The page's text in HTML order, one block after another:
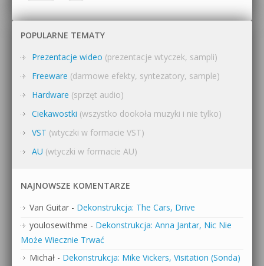
POPULARNE TEMATY
Prezentacje wideo (prezentacje wtyczek, sampli)
Freeware (darmowe efekty, syntezatory, sample)
Hardware (sprzęt audio)
Ciekawostki (wszystko dookoła muzyki i nie tylko)
VST (wtyczki w formacie VST)
AU (wtyczki w formacie AU)
NAJNOWSZE KOMENTARZE
Van Guitar - Dekonstrukcja: The Cars, Drive
youlosewithme - Dekonstrukcja: Anna Jantar, Nic Nie
Może Wiecznie Trwać
Michał - Dekonstrukcja: Mike Vickers, Visitation (Sonda)